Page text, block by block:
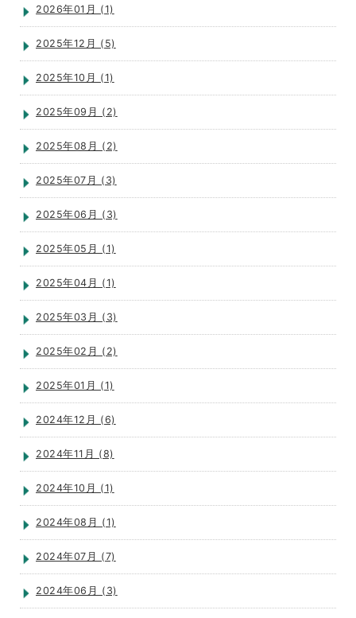
2026年01月 (1)
2025年12月 (5)
2025年10月 (1)
2025年09月 (2)
2025年08月 (2)
2025年07月 (3)
2025年06月 (3)
2025年05月 (1)
2025年04月 (1)
2025年03月 (3)
2025年02月 (2)
2025年01月 (1)
2024年12月 (6)
2024年11月 (8)
2024年10月 (1)
2024年08月 (1)
2024年07月 (7)
2024年06月 (3)